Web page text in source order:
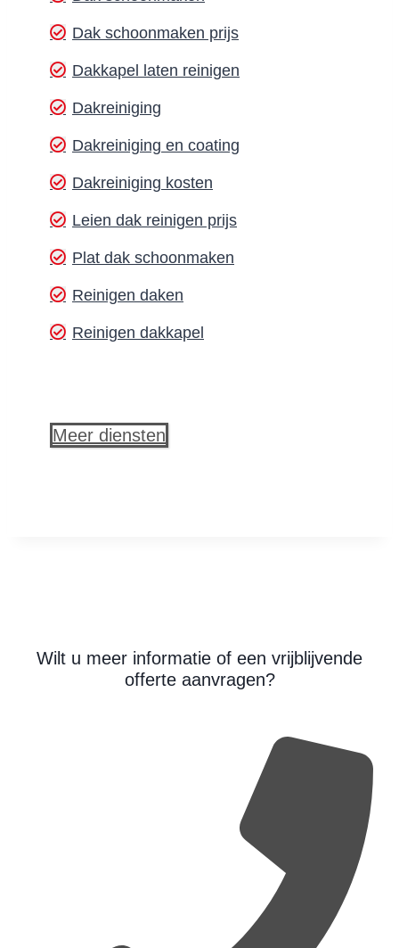
Dak schoonmaken prijs
Dakkapel laten reinigen
Dakreiniging
Dakreiniging en coating
Dakreiniging kosten
Leien dak reinigen prijs
Plat dak schoonmaken
Reinigen daken
Reinigen dakkapel
Meer diensten
Wilt u meer informatie of een vrijblijvende
offerte aanvragen?